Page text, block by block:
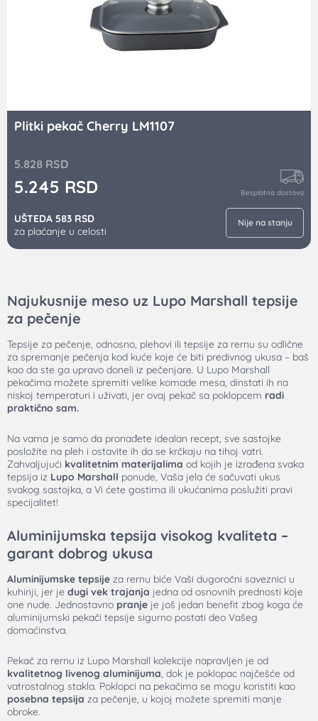
Plitki pekač Cherry LM1107
5.828 RSD
5.245 RSD Besplatna dostava
UŠTEDA 583 RSD
za plaćanje u celosti
Nije na stanju
Najukusnije meso uz Lupo Marshall tepsije
za pečenje
Tepsije za pečenje, odnosno, plehovi ili tepsije za rernu su odlične
za spremanje pečenja kod kuće koje će biti predivnog ukusa – baš
kao da ste ga upravo doneli iz pečenjare. U Lupo Marshall
pekačima možete spremiti velike komade mesa, dinstati ih na
niskoj temperaturi i uživati, jer ovaj pekač sa poklopcem radi
praktično sam.
Na vama je samo da pronađete idealan recept, sve sastojke
posložite na pleh i ostavite ih da se krčkaju na tihoj vatri.
Zahvaljujući kvalitetnim materijalima od kojih je izrađena svaka
tepsija iz Lupo Marshall ponude, Vaša jela će sačuvati ukus
svakog sastojka, a Vi ćete gostima ili ukućanima poslužiti pravi
specijalitet!
Aluminijumska tepsija visokog kvaliteta –
garant dobrog ukusa
Aluminijumske tepsije za rernu biće Vaši dugoročni saveznici u
kuhinji, jer je dugi vek trajanja jedna od osnovnih prednosti koje
one nude. Jednostavno pranje je još jedan benefit zbog koga će
aluminijumski pekači tepsije sigurno postati deo Vašeg
domaćinstva.
Pekač za rernu iz Lupo Marshall kolekcije napravljen je od
kvalitetnog livenog aluminijuma, dok je poklopac najčešće od
vatrostalnog stakla. Poklopci na pekačima se mogu koristiti kao
posebna tepsija za pečenje, u kojoj možete spremiti manje
obroke.